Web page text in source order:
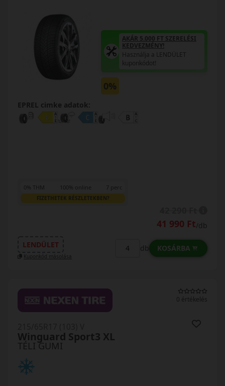
AKÁR 5.000 FT SZERELÉSI
KEDVEZMÉNY!
Használja a LENDÜLET
kuponkódot!
0%
EPREL cimke adatok:
0% THM 100% online 7 perc
FIZETHETEK RÉSZLETEKBEN?
41 990 Ft/db
LENDÜLET
Kuponkód másolása
db KOSÁRBA
0 értékelés
TÉLI GUMI
Winguard Sport3 XL